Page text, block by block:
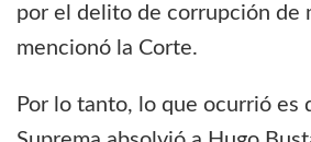
por el delito de corrupción de
mencionó la Corte.
Por lo tanto, lo que ocurrió es